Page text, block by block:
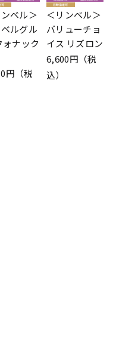
ベル＞
ルグル
ォナック
円（税
＜リンベル＞
バリューチョ
イス リズロン
6,600円（税
込）